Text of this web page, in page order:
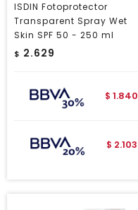
ISDIN Fotoprotector
Transparent Spray Wet
Skin SPF 50 - 250 ml
$ 2.629
$ 1.840
$ 2.103